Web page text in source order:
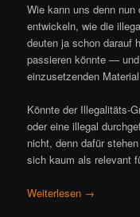
Wie kann uns denn
entwickeln, wie die
deuten ja schon darauf
passieren könnte —
einzusetzenden
Könnte der Illegalitäts-
oder eine illegal
nicht, denn dafür
sich kaum als relevant
Weiterlesen →